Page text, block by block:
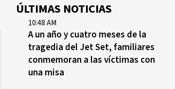
ÚLTIMAS NOTICIAS
10:48 AM
A un año y cuatro meses de la
tragedia del Jet Set, familiares
conmemoran a las víctimas con
una misa